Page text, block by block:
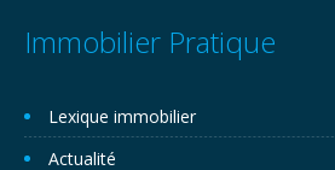
Immobilier Pratique
Lexique immobilier
Actualité